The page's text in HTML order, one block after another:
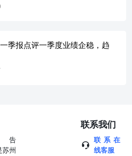
入华创证券研究所，主要覆盖证券行业及
要覆盖保险行业及养老金领域研究。
分析师非银行业第四名团队成员，2023-
分析师非银行业入围团队成员。 分析
贸易大学硕士。2024年加入华创证券研
行业研究，曾任职于长城证券。2025年新
行业第四名团队成员，2024年新财富最
围团队成员。 助理研究员：杜婉桢 香
季报点评一季度业绩企稳，趋
苏州
联系我们
联系在
线客服